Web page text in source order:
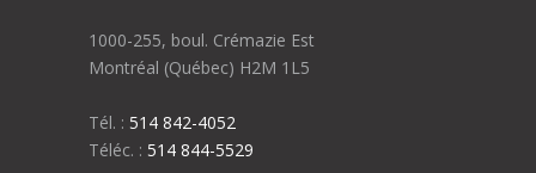
1000-255, boul. Crémazie Est
Montréal (Québec) H2M 1L5
Tél. : 514 842-4052
Téléc. : 514 844-5529